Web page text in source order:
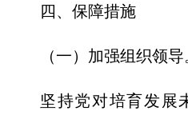
四、保障措施
（一）加强组织领导
坚持党对培育发展